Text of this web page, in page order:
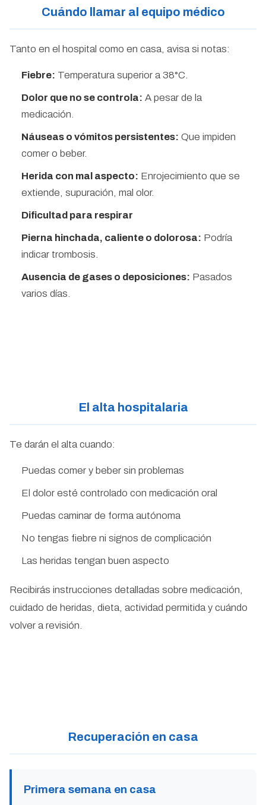
Cuándo llamar al equipo médico
Tanto en el hospital como en casa, avisa si notas:
Fiebre: Temperatura superior a 38°C.
Dolor que no se controla: A pesar de la
medicación.
Náuseas o vómitos persistentes: Que impiden
comer o beber.
Herida con mal aspecto: Enrojecimiento que se
extiende, supuración, mal olor.
Dificultad para respirar
Pierna hinchada, caliente o dolorosa: Podría
indicar trombosis.
Ausencia de gases o deposiciones: Pasados
varios días.
El alta hospitalaria
Te darán el alta cuando:
Puedas comer y beber sin problemas
El dolor esté controlado con medicación oral
Puedas caminar de forma autónoma
No tengas fiebre ni signos de complicación
Las heridas tengan buen aspecto
Recibirás instrucciones detalladas sobre medicación,
cuidado de heridas, dieta, actividad permitida y cuándo
volver a revisión.
Recuperación en casa
Primera semana en casa